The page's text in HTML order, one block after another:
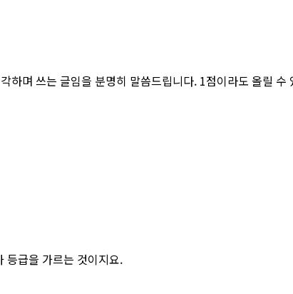
하며 쓰는 글임을 분명히 말씀드립니다. 1점이라도 올릴 수
등급을 가르는 것이지요.